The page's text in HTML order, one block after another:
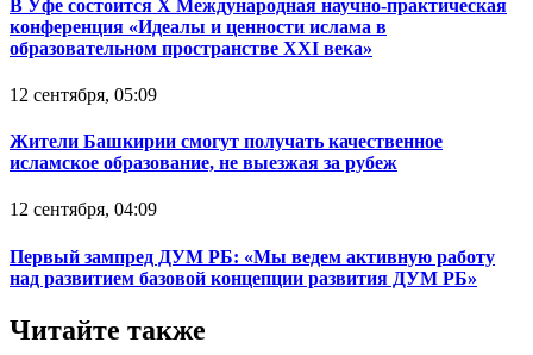
В Уфе состоится Х Международная научно-практическая
конференция «Идеалы и ценности ислама в
образовательном пространстве XXI века»
12 сентября, 05:09
Жители Башкирии смогут получать качественное
исламское образование, не выезжая за рубеж
12 сентября, 04:09
Первый зампред ДУМ РБ: «Мы ведем активную работу
над развитием базовой концепции развития ДУМ РБ»
Читайте также